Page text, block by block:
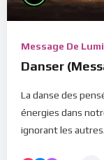
Message De
Danser
La danse des
énergies dans
ignorant les